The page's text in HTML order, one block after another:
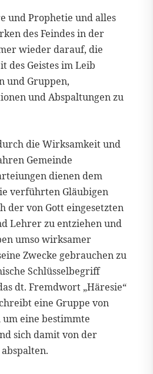
und Prophetie und alles
des Feindes in der
wieder darauf, die
des Geistes im Leib
und Gruppen,
und Abspaltungen zu
die Wirksamkeit und
Gemeinde
dienen dem
verführten Gläubigen
der von Gott eingesetzten
Lehrer zu entziehen und
umso wirksamer
Zwecke gebrauchen zu
Schlüsselbegriff
dt. Fremdwort „Häresie“
eine Gruppe von
um eine bestimmte
sich damit von der